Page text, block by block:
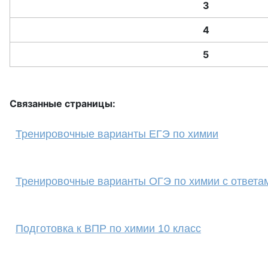
3
4
5
Связанные страницы:
Тренировочные варианты ЕГЭ по химии
Тренировочные варианты ОГЭ по химии с
Подготовка к ВПР по химии 10 класс